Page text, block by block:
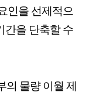
인을 선제적으
간을 단축할 수
의 물량 이월 제